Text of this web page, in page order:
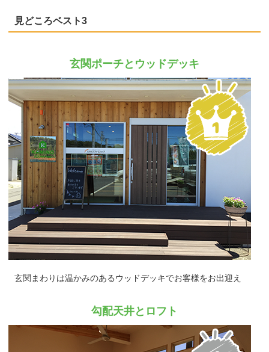
見どころベスト3
玄関ポーチとウッドデッキ
玄関まわりは温かみのあるウッドデッキでお客様をお出迎え
勾配天井とロフト